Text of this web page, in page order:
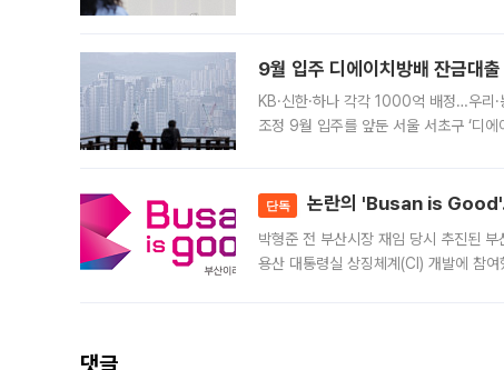
9월 입주 디에이치방배 잔금대
KB·신한·하나 각각 1000억 배정…우리
조정 9월 입주를 앞둔 서울 서초구 ‘디
단독 논란의 'Busan is
박형준 전 부산시장 재임 당시 추진된
용산 대통령실 상징체계(CI) 개발에 참
댓글